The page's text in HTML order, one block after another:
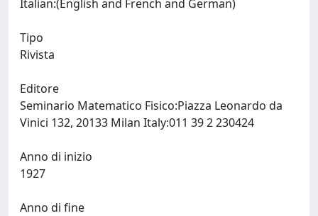
Tipo
Rivista
Editore
Seminario Matematico Fisico:Piazza Leonardo da
Anno di inizio
Anno di fine